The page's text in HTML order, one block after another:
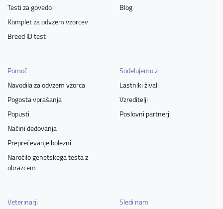
Testi za govedo
Komplet za odvzem vzorcev
Breed ID test
Blog
Pomoč
Navodila za odvzem vzorca
Pogosta vprašanja
Popusti
Načini dedovanja
Preprečevanje bolezni
Naročilo genetskega testa z
obrazcem
Sodelujemo z
Lastniki živali
Vzreditelji
Poslovni partnerji
Veterinarji
Sledi nam